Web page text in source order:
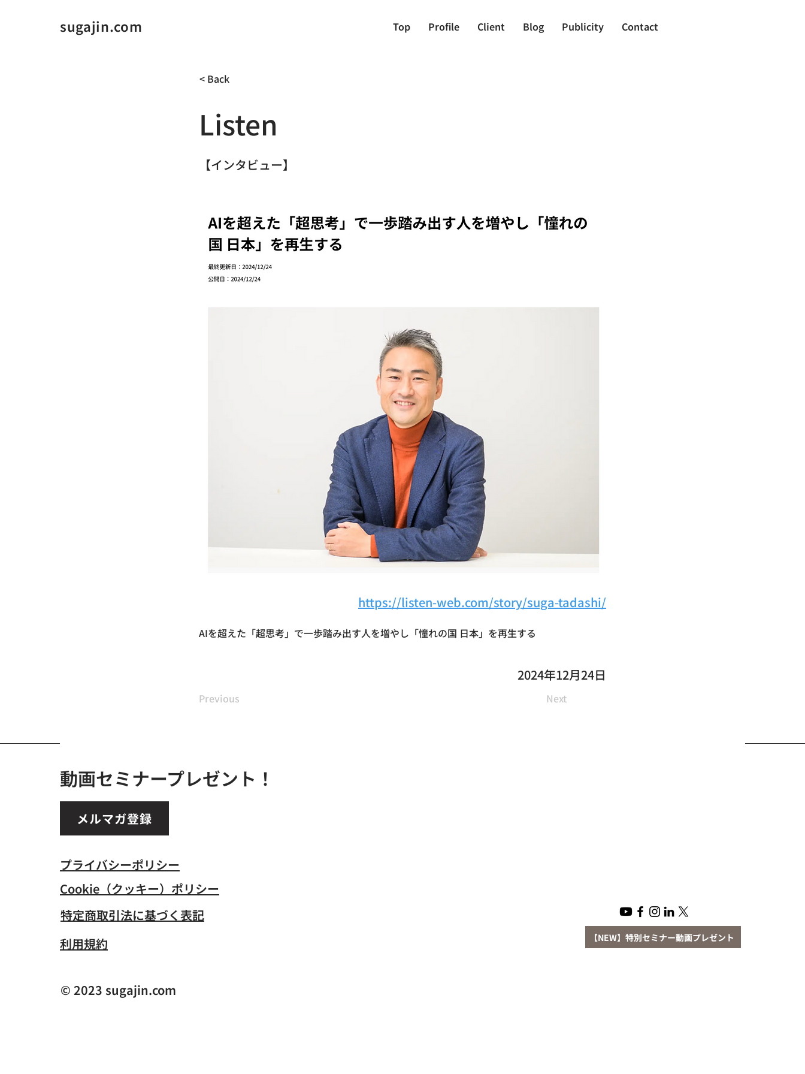
sugajin.com Top Profile Client Blog Publicity Contact
< Back
Listen
【インタビュー】
https://listen-web.com/story/suga-tadashi/
AIを超えた「超思考」で一歩踏み出す人を増やし「憧れの国 日本」を再生する
2024年12月24日
Previous Next
動画セミナープレゼント！
メルマガ登録
プライバシーポリシー
Cookie（クッキー）ポリシー
特定商取引法に基づく表記
​利用規約
© 2023 sugajin.com
【NEW】特別セミナー動画プレゼント